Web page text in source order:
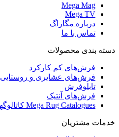
Mega Mag
Mega TV
درباره مگاراگ
تماس با ما
دسته بندی محصولات
فرش‌های کم کارکرد
فرش‌های عشایری و روستایی
تابلوفرش
فرش‌های آنتیک
Mega Rug Catalogues کاتالوگهای دیجیتالی مگا راگ
خدمات مشتریان